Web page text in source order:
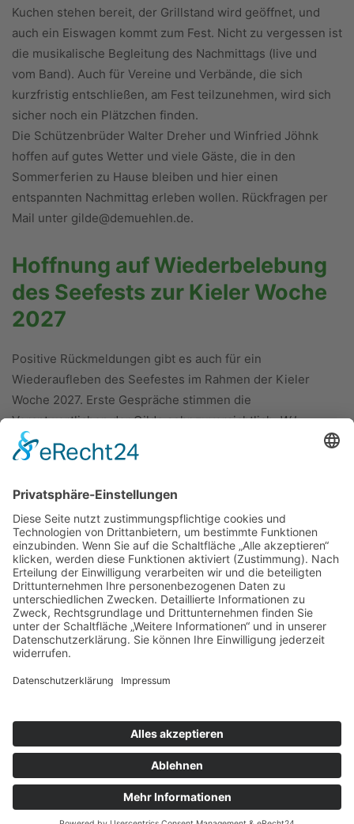
Kuchen stehen bereit, der Grillstand wird geöffnet, und
auch ein Eiswagen kommt zum Fest. Nicht zu vergessen ist
die musikalische Begleitung des Nachmittags (live und
vom Band). Auch für Vereine und Verbände, die sich
kurzfristig entschließen, am Fest teilzunehmen, wird sich
sicher noch ein Plätzchen finden.
Die Schützenbrüder Walter Dreher und Winfried Jöhnk
hoffen auf gutes Wetter und viele Gäste, die in den
Sommerferien zu Hause bleiben und hier einen
entspannten Nachmittag erleben wollen. Rückfragen per
Mail unter gilde@demuehlen.de.
Hoffnung auf Wiederbelebung
des Seefests zur Kieler Woche
2027
Positive Rückmeldungen gibt es auch für ein
Wiederaufleben des Seefestes im Rahmen der Kieler
Woche 2027. Erste Gespräche stimmen die
Verantwortlichen der Gilde sehr zuversichtlich.WJ
ÜBER UNS
KIEL LOKAL
Carsten Frahm Verlag, Inhaber Carsten Frahm
24113 Kiel
Kontaktieren Sie uns:redaktion@kiellokal.de
Kontakt Impressum Datenschutz
Realisierung: brünger.media